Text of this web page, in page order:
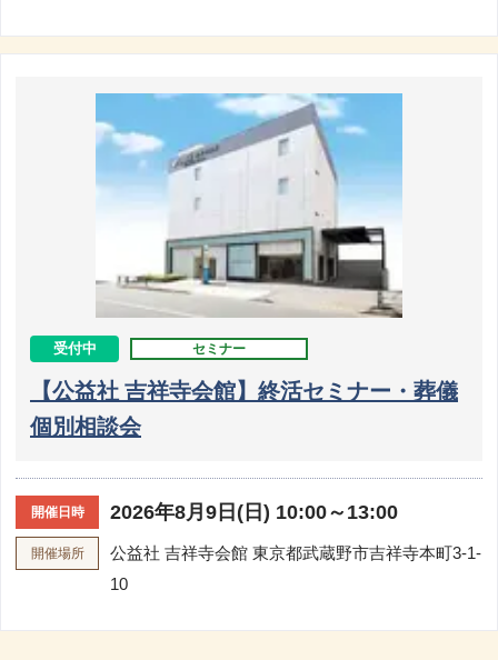
受付中 セミナー
【公益社 吉祥寺会館】終活セミナー・葬儀
個別相談会
開催日時 2026年8月9日(日) 10:00～13:00
開催場所 公益社 吉祥寺会館 東京都武蔵野市吉祥寺本町3-1-
10